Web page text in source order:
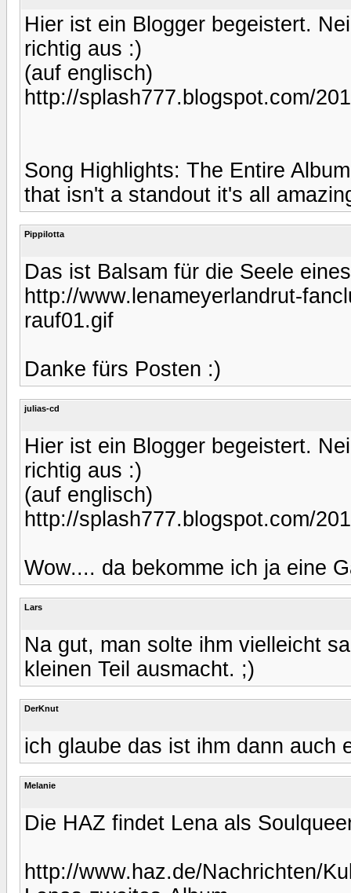
Hier ist ein Blogger begeistert.
richtig aus :)
(auf englisch)
http://splash777.blogspot.com/
Song Highlights: The Entire
that isn't a standout it's all
Pippilotta
Das ist Balsam für die Seele
http://www.lenameyerlandrut-
rauf01.gif
Danke fürs Posten :)
julias-cd
Hier ist ein Blogger begeistert.
richtig aus :)
(auf englisch)
http://splash777.blogspot.com/
Wow.... da bekomme ich ja eine
Lars
Na gut, man solte ihm vielleicht
kleinen Teil ausmacht. ;)
DerKnut
ich glaube das ist ihm dann auch
Melanie
Die HAZ findet Lena als
http://www.haz.de/Nachrichten/